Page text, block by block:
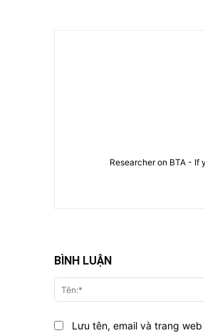
Researcher on BTA - If
BÌNH LUẬN
Lưu tên, email và trang